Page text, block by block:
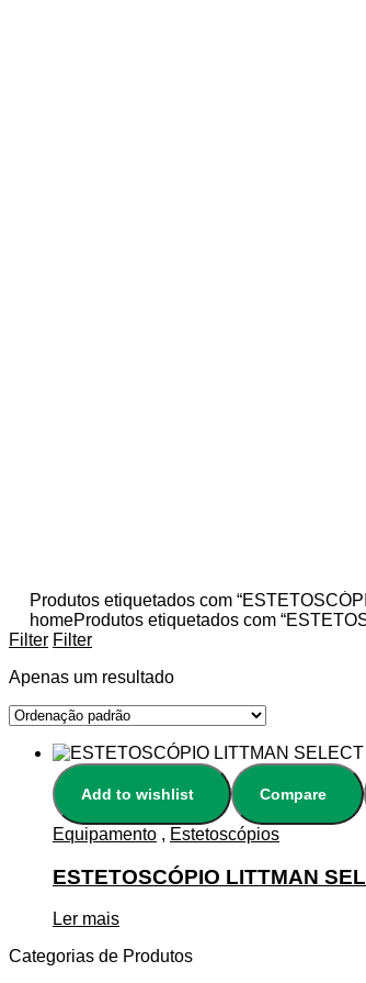
Produtos etiquetados com
homeProdutos etiquetados com
Filter Filter
Apenas um resultado
Add to wishlist Compare
Equipamento , Estetoscópios
ESTETOSCÓPIO LITTMAN
Ler mais
Categorias de Produtos